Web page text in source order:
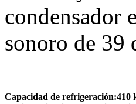
condensador
sonoro de 39
Capacidad de refrigeración:410